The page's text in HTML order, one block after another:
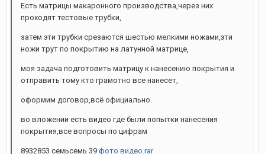
Есть матрицы макаронного производства,через них
проходят тестовые трубки,
затем эти трубки срезаются шестью мелкими ножами,эти
ножи трут по покрытию на латунной матрице,
моя задача подготовить матрицу к нанесению покрытия и
отправить тому кто грамотно все нанесет,
оформим договор,всё официально.
во вложении есть видео где были попытки нанесения
покрытия,все вопросы по цифрам
8932853 семьсемь 39 фото видео.rar